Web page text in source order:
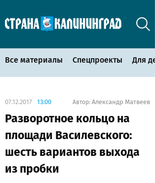
Все материалы Спецпроекты Для
07.12.2017 13:00 Автор: Александр Матвеев
Разворотное кольцо на
площади Василевского:
шесть вариантов выхода
из пробки